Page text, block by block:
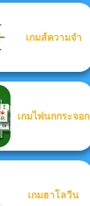
เกมส์ความจำ
เกมไพ่นกกระจอก
เกมฮาโลวีน